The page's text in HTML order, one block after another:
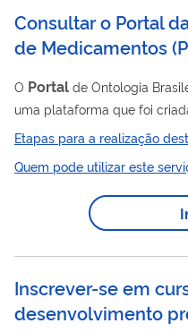
Consultar o Portal
de Medicamentos(
O Portal de Ontologia
uma plataforma que foi
nomenclatura de
consolidando-os em uma
seus diversos atributos que,
em bases distintas. A padronização e unificação desses dados
possibilita a otimização do
melhorias de sistemas
Etapas para a realização
Quem pode utilizar este
Inscrever-se em
desenvolvimento